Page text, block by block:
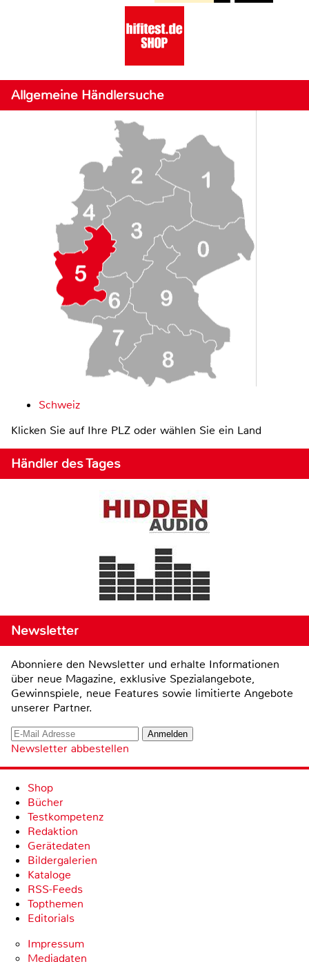
Allgemeine Händlersuche
Schweiz
Klicken Sie auf Ihre PLZ oder wählen Sie ein Land
Händler des Tages
Newsletter
Abonniere den Newsletter und erhalte Informationen
über neue Magazine, exklusive Spezialangebote,
Gewinnspiele, neue Features sowie limitierte Angebote
unserer Partner.
Newsletter abbestellen
Shop
Bücher
Testkompetenz
Redaktion
Gerätedaten
Bildergalerien
Kataloge
RSS-Feeds
Topthemen
Editorials
Impressum
Mediadaten